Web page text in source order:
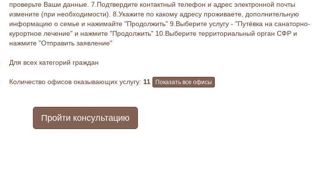
проверьте Ваши данные. 7.Подтвердите контактный телефон и адрес электронной почты
измените (при необходимости). 8.Укажите по какому адресу проживаете, дополнительную
информацию о семье и нажимайте "Продолжить" 9.Выберите услугу - "Путёвка на санаторно-
курортное лечение" и нажмите "Продолжить" 10.Выберите территориальный орган СФР и
нажмите "Отправить заявление"
Для всех категорий граждан
Количество офисов оказывающих услугу: 11 Показать все офисы
Пройти консультацию